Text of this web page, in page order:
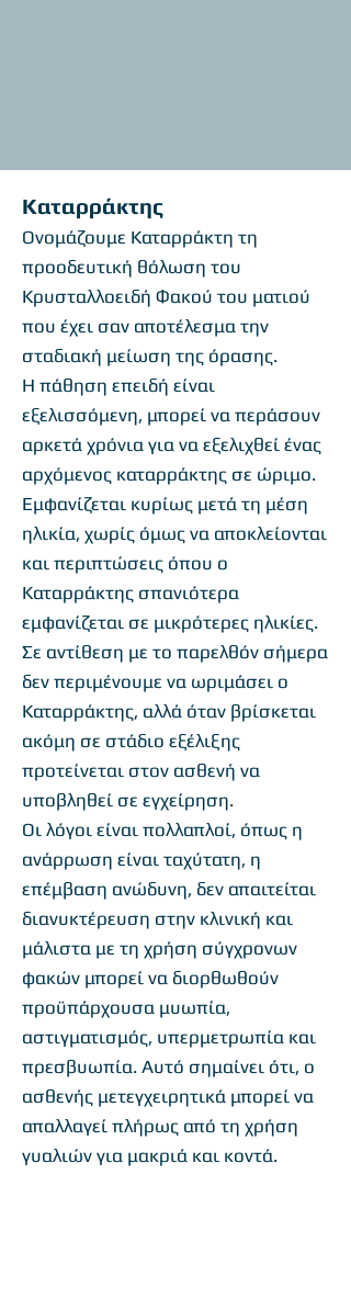
Καταρράκτης
Ονομάζουμε Καταρράκτη τη
προοδευτική θόλωση του
Κρυσταλλοειδή Φακού του ματιού
που έχει σαν αποτέλεσμα την
σταδιακή μείωση της όρασης.
Η πάθηση επειδή είναι
εξελισσόμενη, μπορεί να περάσουν
αρκετά χρόνια για να εξελιχθεί ένας
αρχόμενος καταρράκτης σε ώριμο.
Εμφανίζεται κυρίως μετά τη μέση
ηλικία, χωρίς όμως να αποκλείονται
και περιπτώσεις όπου ο
Καταρράκτης σπανιότερα
εμφανίζεται σε μικρότερες ηλικίες.
Σε αντίθεση με το παρελθόν σήμερα
δεν περιμένουμε να ωριμάσει ο
Καταρράκτης, αλλά όταν βρίσκεται
ακόμη σε στάδιο εξέλιξης
προτείνεται στον ασθενή να
υποβληθεί σε εγχείρηση.
Οι λόγοι είναι πολλαπλοί, όπως η
ανάρρωση είναι ταχύτατη, η
επέμβαση ανώδυνη, δεν απαιτείται
διανυκτέρευση στην κλινική και
μάλιστα με τη χρήση σύγχρονων
φακών μπορεί να διορθωθούν
προϋπάρχουσα μυωπία,
αστιγματισμός, υπερμετρωπία και
πρεσβυωπία. Αυτό σημαίνει ότι, ο
ασθενής μετεγχειρητικά μπορεί να
απαλλαγεί πλήρως από τη χρήση
γυαλιών για μακριά και κοντά.